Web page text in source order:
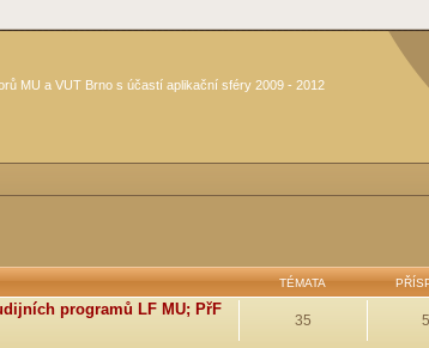
MU a VUT Brno s účastí aplikační sféry 2009 - 2012
TÉMATA
programů LF MU; PřF
35